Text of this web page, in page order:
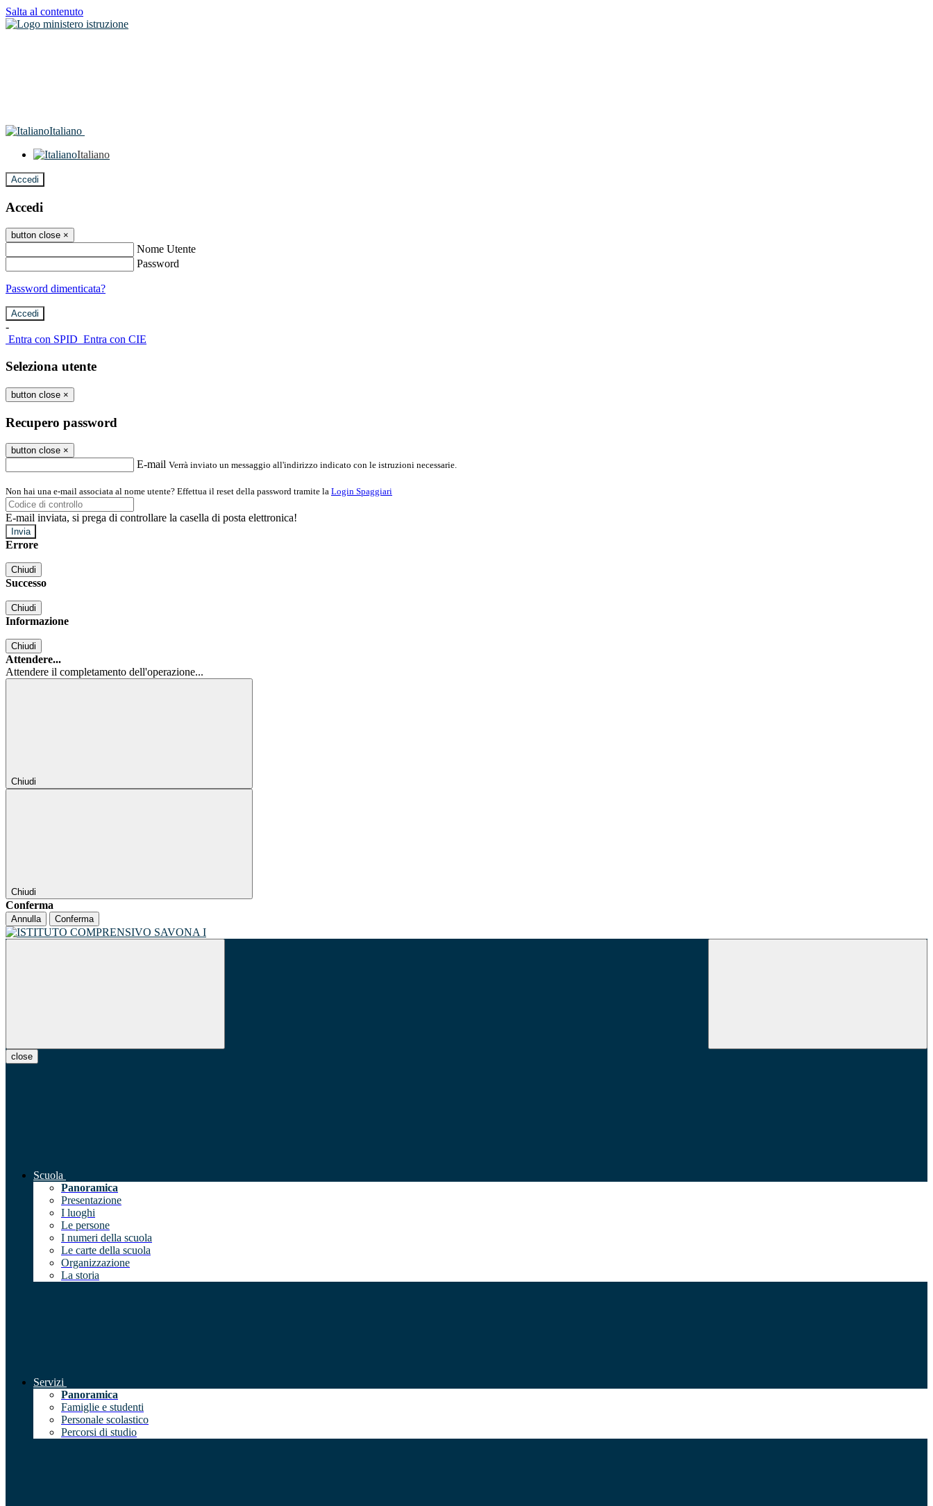
Salta al contenuto
Italiano
Italiano
Accedi
Accedi
button close ×
Nome Utente
Password
Password dimenticata?
-
Entra con SPID Entra con CIE
Seleziona utente
button close ×
Recupero password
button close ×
E-mail Verrà inviato un messaggio all'indirizzo indicato con le istruzioni necessarie.
Non hai una e-mail associata al nome utente? Effettua il reset della password tramite la Login Spaggiari
E-mail inviata, si prega di controllare la casella di posta elettronica!
Errore
Chiudi
Successo
Chiudi
Informazione
Chiudi
Attendere...
Attendere il completamento dell'operazione...
Chiudi
Chiudi
Conferma
Annulla Conferma
close
Scuola
Panoramica
Presentazione
I luoghi
Le persone
I numeri della scuola
Le carte della scuola
Organizzazione
La storia
Servizi
Panoramica
Famiglie e studenti
Personale scolastico
Percorsi di studio